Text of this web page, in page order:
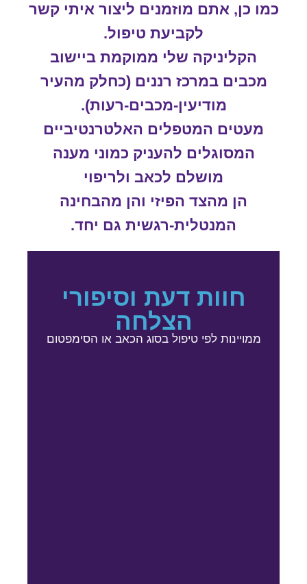
כמו כן, אתם מוזמנים ליצור איתי קשר
לקביעת טיפול.
הקליניקה שלי ממוקמת ביישוב
מכבים במרכז רננים (כחלק מהעיר
מודיעין-מכבים-רעות).
מעטים המטפלים האלטרנטיביים
המסוגלים להעניק כמוני מענה
מושלם לכאב ולריפוי
הן מהצד הפיזי והן מהבחינה
המנטלית-רגשית גם יחד.
חוות דעת וסיפורי
הצלחה
ממויינות לפי טיפול בסוג הכאב או הסימפטום